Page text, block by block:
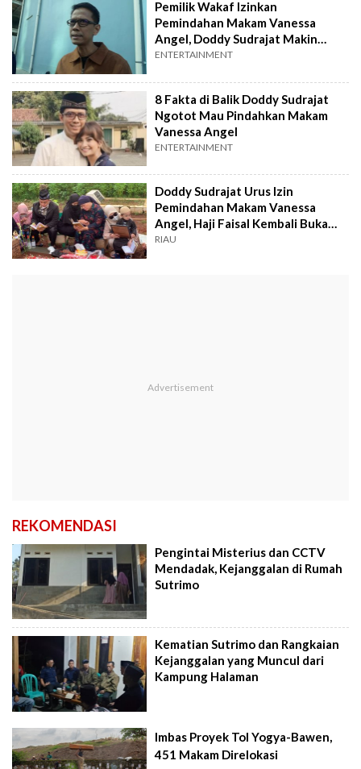
Pemilik Wakaf Izinkan
Pemindahan Makam Vanessa
Angel, Doddy Sudrajat Makin
Percaya Diri
ENTERTAINMENT
8 Fakta di Balik Doddy Sudrajat
Ngotot Mau Pindahkan Makam
Vanessa Angel
ENTERTAINMENT
Doddy Sudrajat Urus Izin
Pemindahan Makam Vanessa
Angel, Haji Faisal Kembali Buka
Suara
RIAU
REKOMENDASI
Pengintai Misterius dan CCTV
Mendadak, Kejanggalan di Rumah
Sutrimo
Kematian Sutrimo dan Rangkaian
Kejanggalan yang Muncul dari
Kampung Halaman
Imbas Proyek Tol Yogya-Bawen,
451 Makam Direlokasi